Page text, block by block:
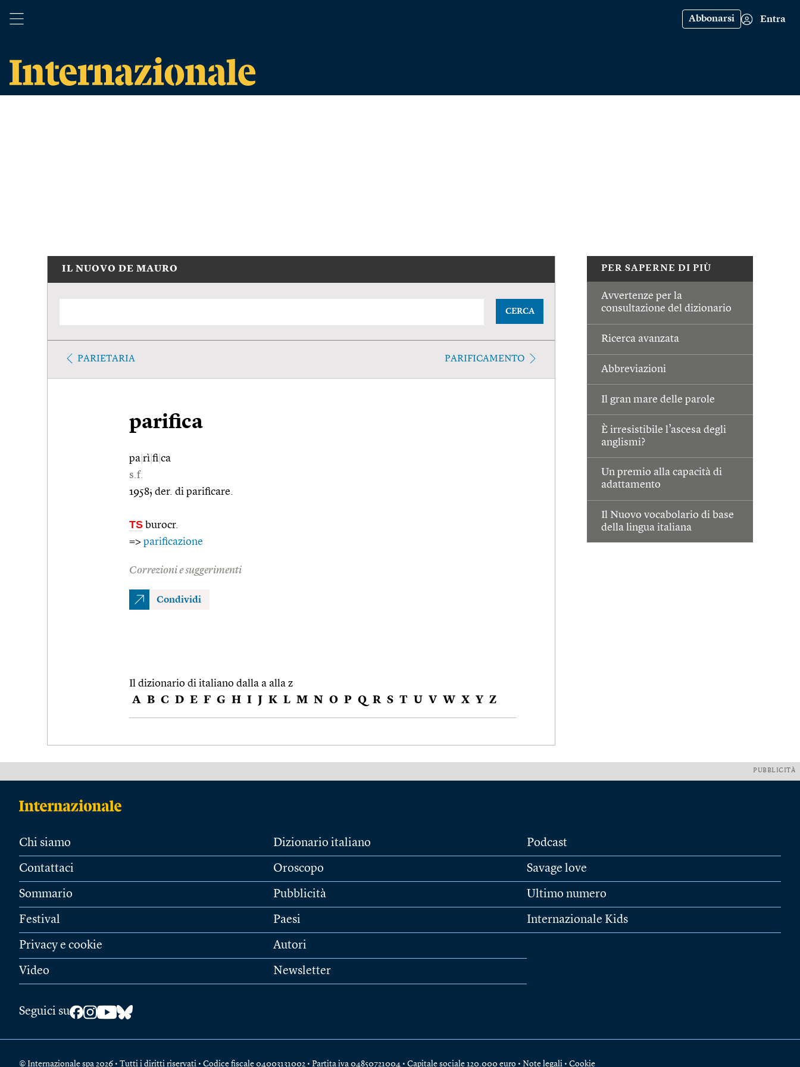
Abbonarsi Entra
PER SAPERNE DI PIÙ
Avvertenze per la
consultazione del dizionario
Ricerca avanzata
Abbreviazioni
Il gran mare delle parole
È irresistibile l’ascesa degli
anglismi?
Un premio alla capacità di
adattamento
Il Nuovo vocabolario di base
della lingua italiana
IL NUOVO DE MAURO
CERCA
PARIETARIA PARIFICAMENTO
parifica
pa rì fi ca
s.f.
1958; der. di parificare.
TS burocr.
=> parificazione
Correzioni e suggerimenti
Condividi
Il dizionario di italiano dalla a alla z
A B C D E F G H I J K L M N O P Q R S T U V W X Y Z
PUBBLICITÀ
Chi siamo
Contattaci
Sommario
Festival
Privacy e cookie
Video
Dizionario italiano
Oroscopo
Pubblicità
Paesi
Autori
Newsletter
Podcast
Savage love
Ultimo numero
Internazionale Kids
Seguici su
© Internazionale spa 2026 • Tutti i diritti riservati • Codice fiscale 04003131002 • Partita iva 04850721004 • Capitale sociale 120.000 euro • Note legali • Cookie